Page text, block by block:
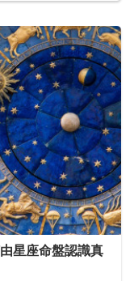
星座命盤認識真